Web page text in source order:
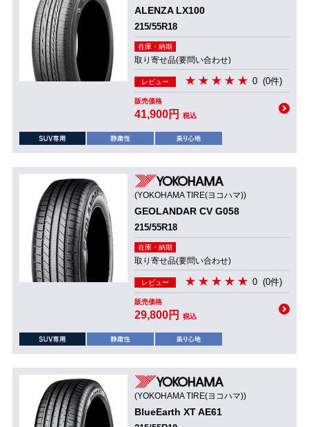
ALENZA LX100
215/55R18
在庫・納期
取り寄せ品(要問い合わせ)
レビュー 0 (0件)
販売価格
41,900円 税込
(YOKOHAMA TIRE(ヨコハマ))
GEOLANDAR CV G058
215/55R18
在庫・納期
取り寄せ品(要問い合わせ)
レビュー 0 (0件)
販売価格
29,800円 税込
(YOKOHAMA TIRE(ヨコハマ))
BlueEarth XT AE61